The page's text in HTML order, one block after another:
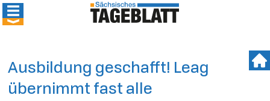
Ausbildung geschafft! Leag
übernimmt fast alle